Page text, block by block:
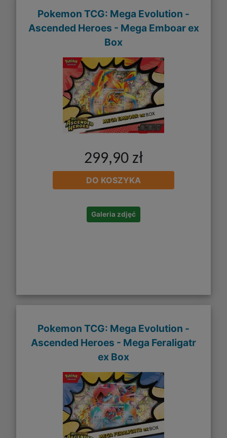
Pokemon TCG: Mega Evolution -
Ascended Heroes - Mega Emboar ex
Box
299,90 zł
DO KOSZYKA
Galeria zdjęć
Pokemon TCG: Mega Evolution -
Ascended Heroes - Mega Feraligatr
ex Box